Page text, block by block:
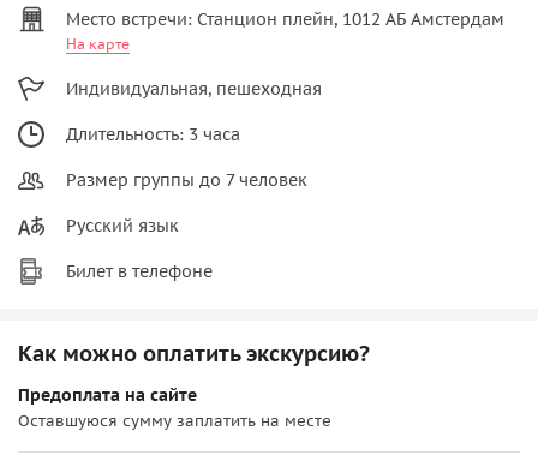
Место встречи: Станцион плейн, 1012 АБ Амстердам
На карте
Индивидуальная, пешеходная
Длительность: 3 часа
Размер группы до 7 человек
Русский язык
Билет в телефоне
Как можно оплатить экскурсию?
Предоплата на сайте
Оставшуюся сумму заплатить на месте